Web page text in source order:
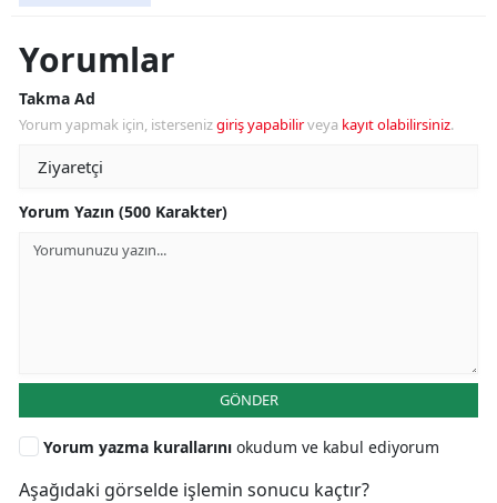
Yorumlar
Takma Ad
Yorum yapmak için, istersenizgiriş yapabilirveya kayıt olabilirsiniz.
Yorum Yazın (500 Karakter)
GÖNDER
Yorum yazma kurallarını okudum ve kabul ediyorum
Aşağıdaki görselde işlemin sonucu kaçtır?